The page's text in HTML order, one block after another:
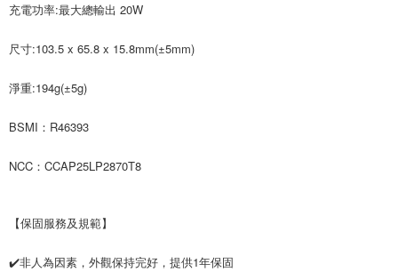
充電功率:最大總輸出 20W
尺寸:103.5 x 65.8 x 15.8mm(±5mm)
淨重:194g(±5g)
BSMI：R46393
NCC：CCAP25LP2870T8
【保固服務及規範】
✔️非人為因素，外觀保持完好，提供1年保固